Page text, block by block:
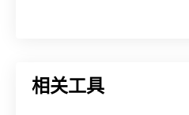
相关工具